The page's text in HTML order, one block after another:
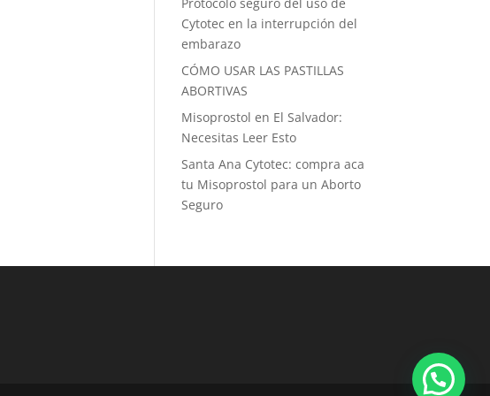
Cytotec en la interrupción del
embarazo
CÓMO USAR LAS PASTILLAS
ABORTIVAS
Misoprostol en El Salvador:
Necesitas Leer Esto
Santa Ana Cytotec: compra aca
tu Misoprostol para un Aborto
Seguro